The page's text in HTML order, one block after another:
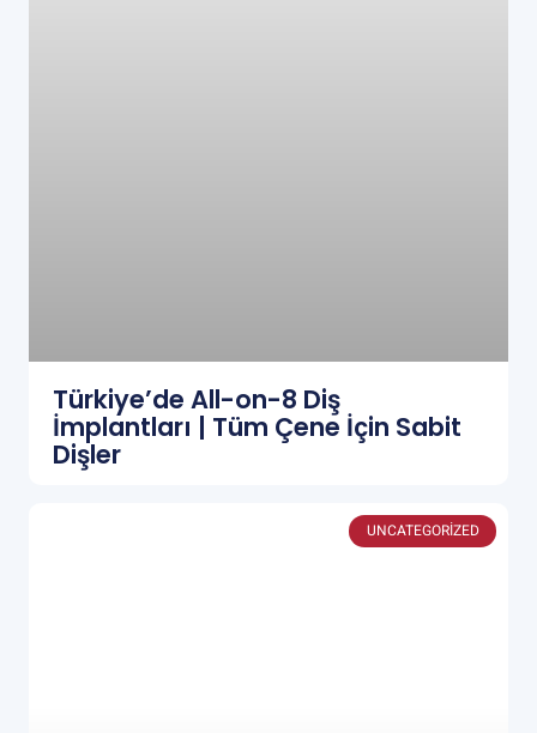
Türkiye’de All-on-8 Diş
İmplantları | Tüm Çene İçin Sabit
Dişler
UNCATEGORIZED